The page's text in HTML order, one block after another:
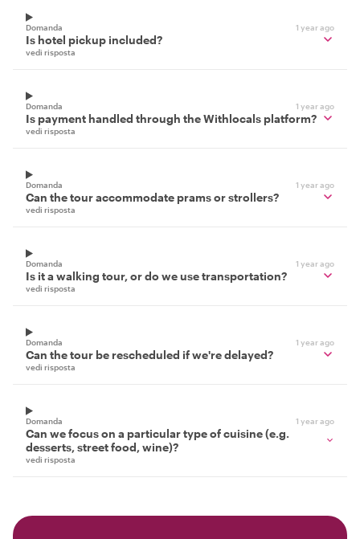
Domanda 1 year ago
Is hotel pickup included?
vedi risposta
Domanda 1 year ago
Is payment handled through the Withlocals platform?
vedi risposta
Domanda 1 year ago
Can the tour accommodate prams or strollers?
vedi risposta
Domanda 1 year ago
Is it a walking tour, or do we use transportation?
vedi risposta
Domanda 1 year ago
Can the tour be rescheduled if we're delayed?
vedi risposta
Domanda 1 year ago
Can we focus on a particular type of cuisine (e.g.
desserts, street food, wine)?
vedi risposta